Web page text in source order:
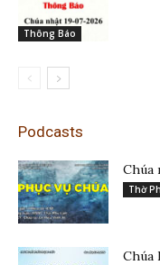
Thông Báo
Podcasts
Chúa
Thờ
Chúa